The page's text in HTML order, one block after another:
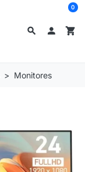
search  shopping_cart
0
Monitores